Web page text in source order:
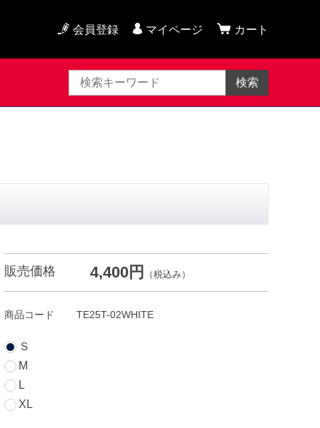
会員登録 マイページ カート
検索
販売価格 4,400円 （税込み）
商品コード TE25T-02WHITE
Ｓ
M
L
XL